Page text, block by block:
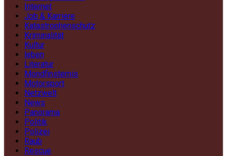
Internet
Job & Karriere
Katastrophenschutz
Kriminalität
Kultur
leben
Literatur
Mondfinsternis
Motorsport
Netzwelt
News
Panorama
Politik
Polizei
Raub
Rescue